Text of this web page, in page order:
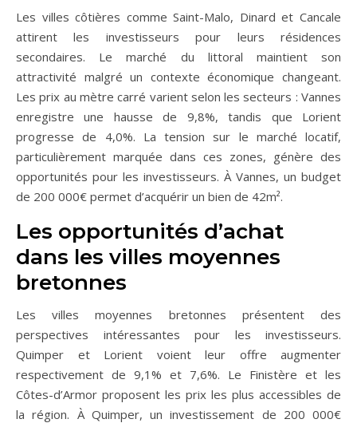
Les villes côtières comme Saint-Malo, Dinard et Cancale
attirent les investisseurs pour leurs résidences
secondaires. Le marché du littoral maintient son
attractivité malgré un contexte économique changeant.
Les prix au mètre carré varient selon les secteurs : Vannes
enregistre une hausse de 9,8%, tandis que Lorient
progresse de 4,0%. La tension sur le marché locatif,
particulièrement marquée dans ces zones, génère des
opportunités pour les investisseurs. À Vannes, un budget
de 200 000€ permet d’acquérir un bien de 42m².
Les opportunités d’achat
dans les villes moyennes
bretonnes
Les villes moyennes bretonnes présentent des
perspectives intéressantes pour les investisseurs.
Quimper et Lorient voient leur offre augmenter
respectivement de 9,1% et 7,6%. Le Finistère et les
Côtes-d’Armor proposent les prix les plus accessibles de
la région. À Quimper, un investissement de 200 000€